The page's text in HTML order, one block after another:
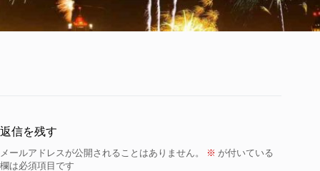
返信を残す
メールアドレスが公開されることはありません。 ※ が付いている
欄は必須項目です